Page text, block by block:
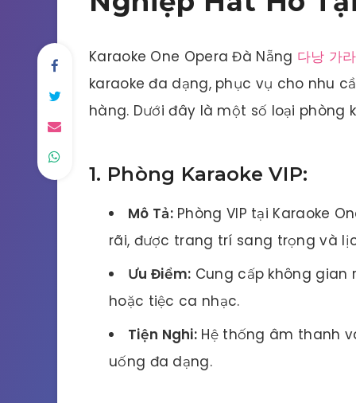
Karaoke One Opera Đà Nẵng 다낭 가
karaoke đa dạng, phục vụ cho nhu
hàng. Dưới đây là một số loại phòng
1. Phòng Karaoke VIP:
Mô Tả:Phòng VIP tại Karaoke
rãi, được trang trí sang trọng và
Ưu Điểm: Cung cấp không
hoặc tiệc ca nhạc.
Tiện Nghi: Hệ thống âm thanh
uống đa dạng.